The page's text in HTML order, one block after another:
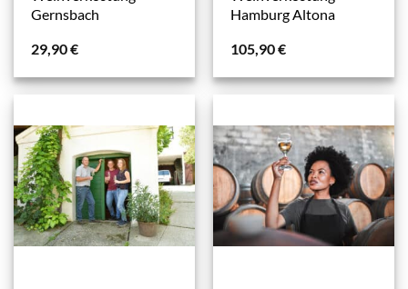
Gernsbach
29,90€
Hamburg Altona
105,90€